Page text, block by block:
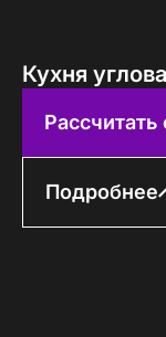
Кухня
Рассчитать
Подробнее